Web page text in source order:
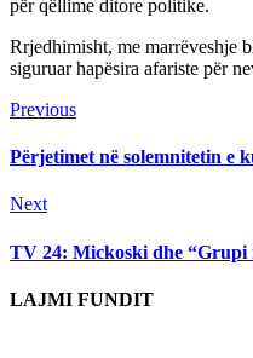
për qëllime ditore politike.
Rrjedhimisht, me marrëveshje
siguruar hapësira afariste për
Continue
Reading
PreviousPrevious
Përjetimet në solemnitetin e
NextNext
TV 24: Mickoski dhe
LAJMI FUNDIT